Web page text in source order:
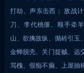
打劫、声东击西； 敌战
刀、李代桃僵、顺手牵
山、欲擒故纵、抛砖引玉
金蝉脱壳、关门捉贼、远
骂槐、假痴不癫、上屋抽